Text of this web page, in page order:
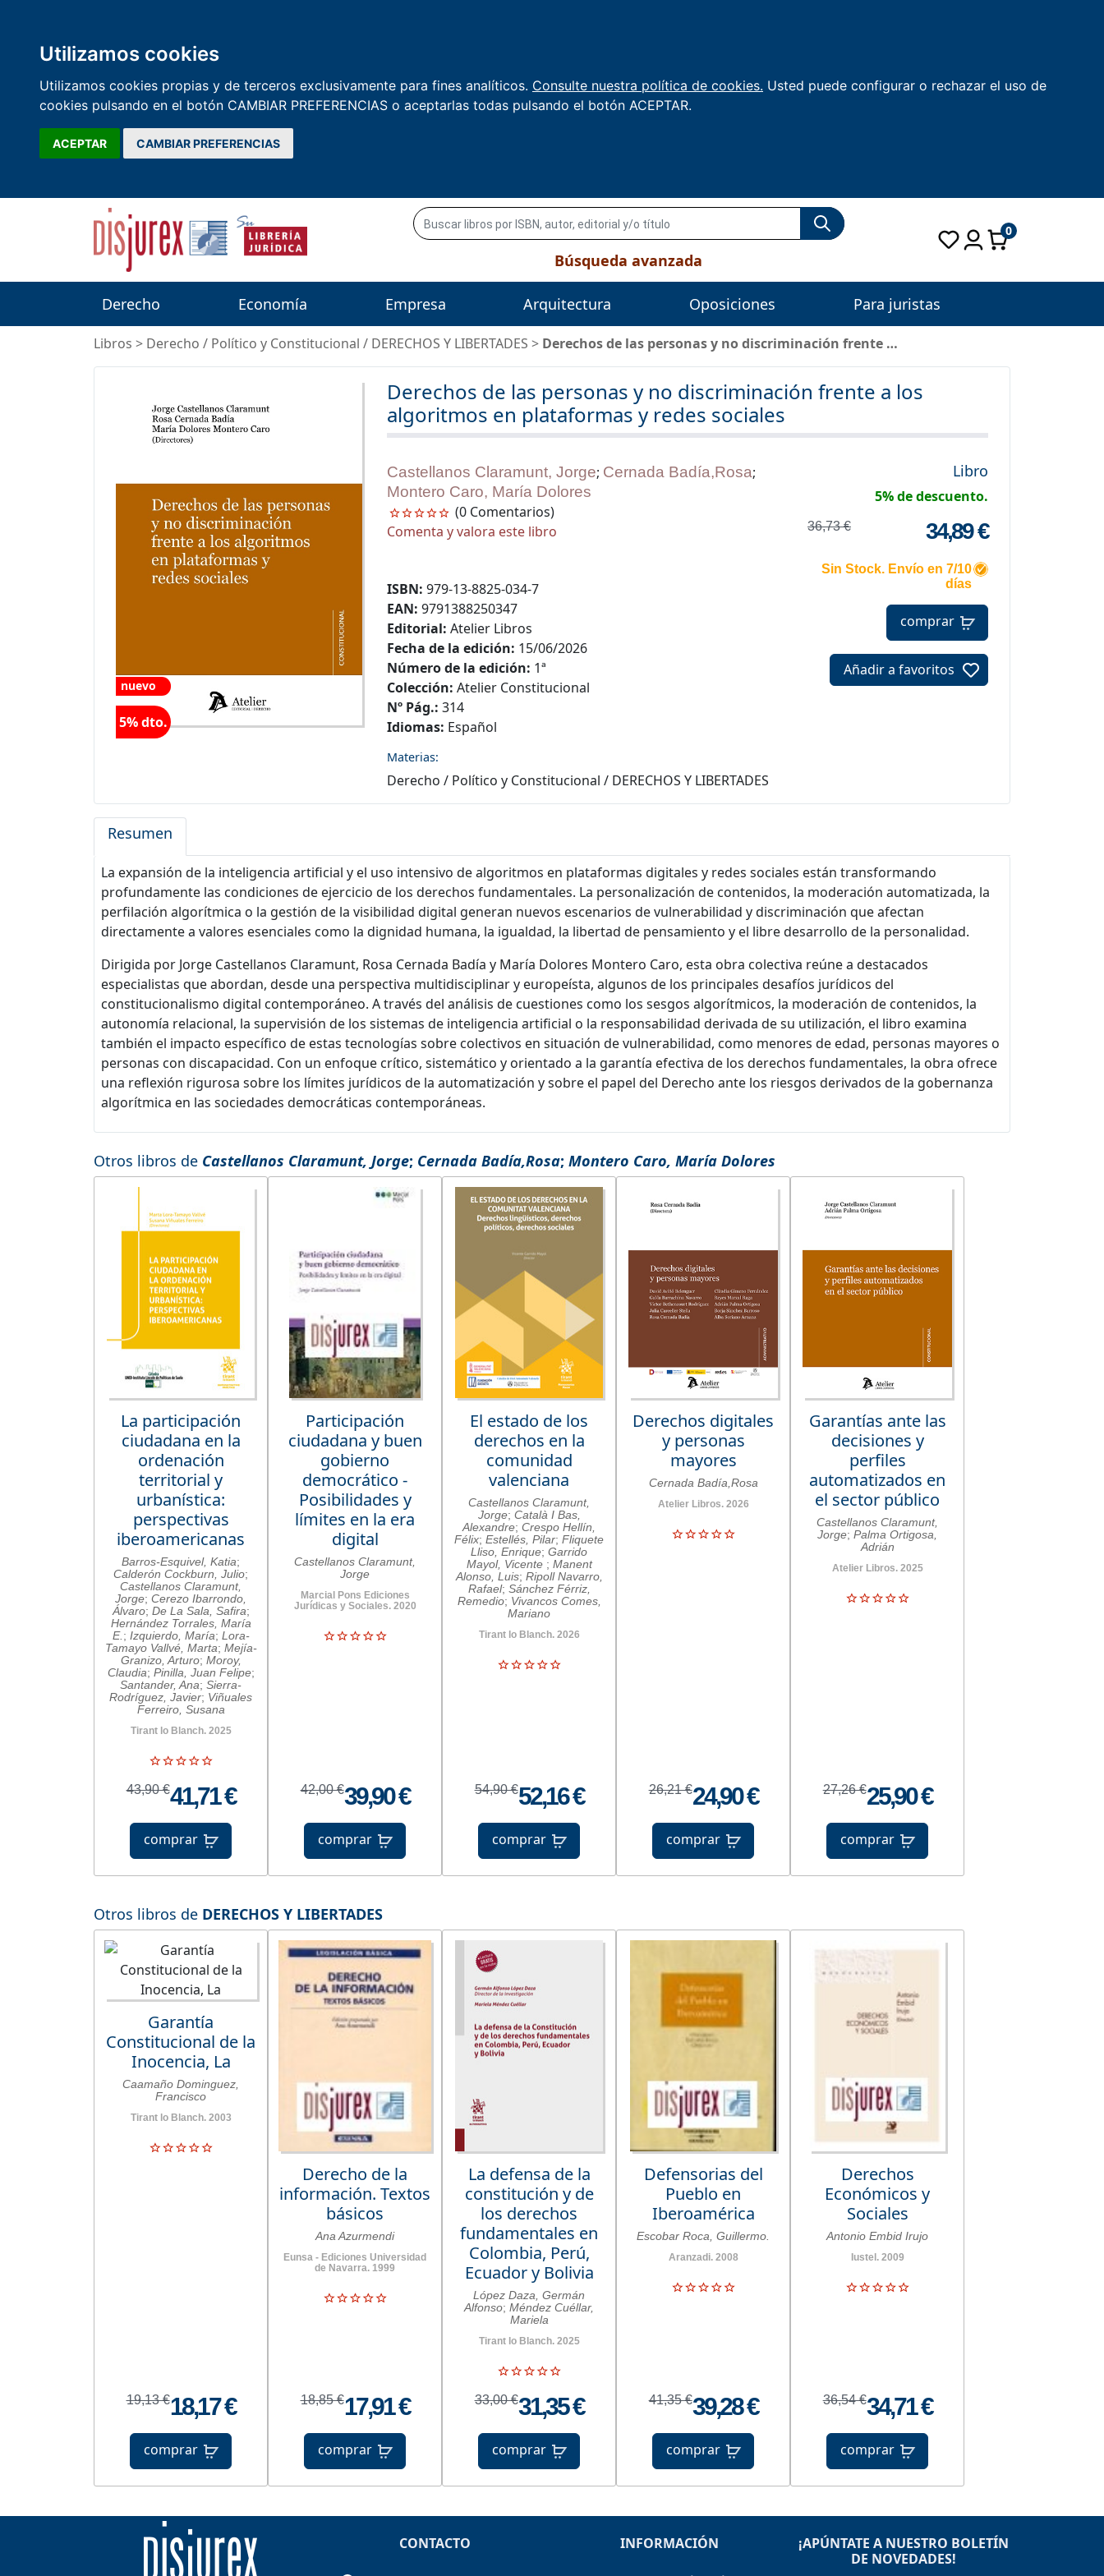
Utilizamos cookies
Utilizamos cookies propias y de terceros exclusivamente para fines analíticos. Consulte nuestra política de cookies. Usted puede configurar o rechazar el uso de
cookies pulsando en el botón CAMBIAR PREFERENCIAS o aceptarlas todas pulsando el botón ACEPTAR.
ACEPTAR CAMBIAR PREFERENCIAS
Búsqueda avanzada
0
Derecho Economía Empresa Arquitectura Oposiciones Para juristas
Libros > Derecho / Político y Constitucional / DERECHOS Y LIBERTADES > Derechos de las personas y no discriminación frente …
Derechos de las personas y no discriminación frente a los
algoritmos en plataformas y redes sociales
nuevo
5% dto.
Castellanos Claramunt, Jorge; Cernada Badía,Rosa;
Montero Caro, María Dolores
(0 Comentarios)
Comenta y valora este libro
Libro
5% de descuento.
36,73 € 34,89 €
Sin Stock. Envío en 7/10
días
comprar
Añadir a favoritos
ISBN: 979-13-8825-034-7
EAN: 9791388250347
Editorial: Atelier Libros
Fecha de la edición: 15/06/2026
Número de la edición: 1ª
Colección: Atelier Constitucional
Nº Pág.: 314
Idiomas: Español
Materias:
Derecho / Político y Constitucional / DERECHOS Y LIBERTADES
Resumen
La expansión de la inteligencia artificial y el uso intensivo de algoritmos en plataformas digitales y redes sociales están transformando
profundamente las condiciones de ejercicio de los derechos fundamentales. La personalización de contenidos, la moderación automatizada, la
perfilación algorítmica o la gestión de la visibilidad digital generan nuevos escenarios de vulnerabilidad y discriminación que afectan
directamente a valores esenciales como la dignidad humana, la igualdad, la libertad de pensamiento y el libre desarrollo de la personalidad.
Dirigida por Jorge Castellanos Claramunt, Rosa Cernada Badía y María Dolores Montero Caro, esta obra colectiva reúne a destacados
especialistas que abordan, desde una perspectiva multidisciplinar y europeísta, algunos de los principales desafíos jurídicos del
constitucionalismo digital contemporáneo. A través del análisis de cuestiones como los sesgos algorítmicos, la moderación de contenidos, la
autonomía relacional, la supervisión de los sistemas de inteligencia artificial o la responsabilidad derivada de su utilización, el libro examina
también el impacto específico de estas tecnologías sobre colectivos en situación de vulnerabilidad, como menores de edad, personas mayores o
personas con discapacidad. Con un enfoque crítico, sistemático y orientado a la garantía efectiva de los derechos fundamentales, la obra ofrece
una reflexión rigurosa sobre los límites jurídicos de la automatización y sobre el papel del Derecho ante los riesgos derivados de la gobernanza
algorítmica en las sociedades democráticas contemporáneas.
Otros libros de Castellanos Claramunt, Jorge; Cernada Badía,Rosa; Montero Caro, María Dolores
La participación
ciudadana en la
ordenación
territorial y
urbanística:
perspectivas
iberoamericanas
Barros-Esquivel, Katia;
Calderón Cockburn, Julio;
Castellanos Claramunt,
Jorge;Cerezo Ibarrondo,
Álvaro; De La Sala, Safira;
Hernández Torrales, María
E. ; Izquierdo, María; Lora-
Tamayo Vallvé, Marta; Mejía-
Granizo, Arturo; Moroy,
Claudia; Pinilla, Juan Felipe;
Santander, Ana;Sierra-
Rodríguez, Javier; Viñuales
Ferreiro, Susana
Tirant lo Blanch. 2025
43,90 €41,71 €
comprar
Participación
ciudadana y buen
gobierno
democrático -
Posibilidades y
límites en la era
digital
Castellanos Claramunt,
Jorge
Marcial Pons Ediciones
Jurídicas y Sociales. 2020
42,00 €39,90 €
comprar
El estado de los
derechos en la
comunidad
valenciana
Castellanos Claramunt,
Jorge; Català I Bas,
Alexandre;Crespo Hellín,
Félix;Estellés, Pilar;Fliquete
Lliso, Enrique;Garrido
Mayol, Vicente ; Manent
Alonso, Luis; Ripoll Navarro,
Rafael; Sánchez Férriz,
Remedio; Vivancos Comes,
Mariano
Tirant lo Blanch. 2026
54,90 €52,16 €
comprar
Derechos digitales
y personas
mayores
Cernada Badía,Rosa
Atelier Libros. 2026
26,21 €24,90 €
comprar
Garantías ante las
decisiones y
perfiles
automatizados en
el sector público
Castellanos Claramunt,
Jorge;Palma Ortigosa,
Adrián
Atelier Libros. 2025
27,26 €25,90 €
comprar
Otros libros de DERECHOS Y LIBERTADES
Garantía
Constitucional de la
Inocencia, La
Caamaño Dominguez,
Francisco
Tirant lo Blanch. 2003
19,13 €18,17 €
comprar
Derecho de la
información. Textos
básicos
Ana Azurmendi
Eunsa - Ediciones Universidad
de Navarra. 1999
18,85 €17,91 €
comprar
La defensa de la
constitución y de
los derechos
fundamentales en
Colombia, Perú,
Ecuador y Bolivia
López Daza, Germán
Alfonso;Méndez Cuéllar,
Mariela
Tirant lo Blanch. 2025
33,00 €31,35 €
comprar
Defensorias del
Pueblo en
Iberoamérica
Escobar Roca, Guillermo.
Aranzadi. 2008
41,35 €39,28 €
comprar
Derechos
Económicos y
Sociales
Antonio Embid Irujo
Iustel. 2009
36,54 €34,71 €
comprar
CONTACTO INFORMACIÓN
¡APÚNTATE A NUESTRO BOLETÍN
DE NOVEDADES!